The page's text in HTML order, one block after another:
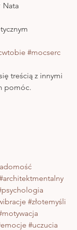
Nata
#mocserc
treścią z innymi
pomóc.
#złotemyśli
#uczucia